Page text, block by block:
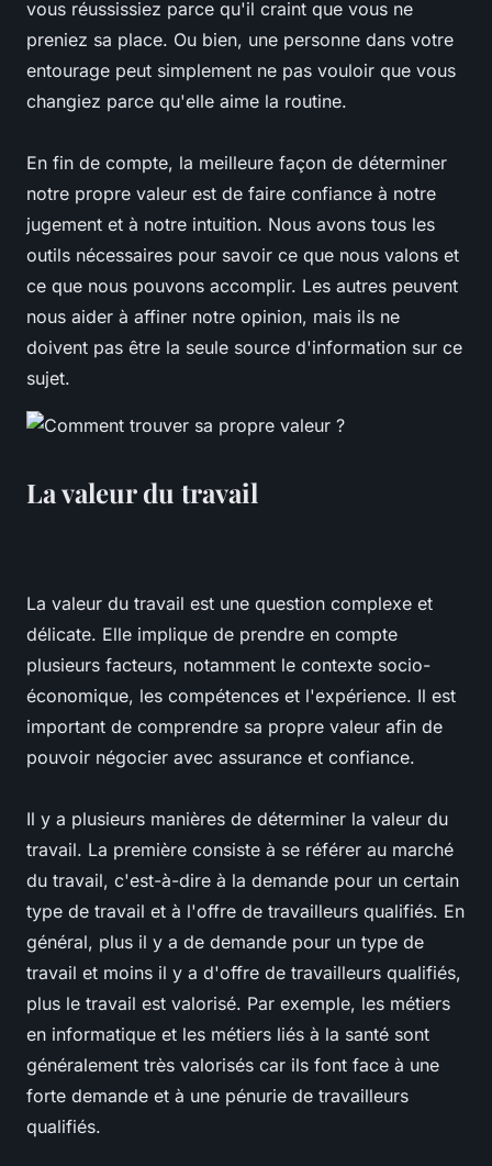
vous réussissiez parce qu'il craint que vous ne
preniez sa place. Ou bien, une personne dans votre
entourage peut simplement ne pas vouloir que vous
changiez parce qu'elle aime la routine.
En fin de compte, la meilleure façon de déterminer
notre propre valeur est de faire confiance à notre
jugement et à notre intuition. Nous avons tous les
outils nécessaires pour savoir ce que nous valons et
ce que nous pouvons accomplir. Les autres peuvent
nous aider à affiner notre opinion, mais ils ne
doivent pas être la seule source d'information sur ce
sujet.
La valeur du travail
La valeur du travail est une question complexe et
délicate. Elle implique de prendre en compte
plusieurs facteurs, notamment le contexte socio-
économique, les compétences et l'expérience. Il est
important de comprendre sa propre valeur afin de
pouvoir négocier avec assurance et confiance.
Il y a plusieurs manières de déterminer la valeur du
travail. La première consiste à se référer au marché
du travail, c'est-à-dire à la demande pour un certain
type de travail et à l'offre de travailleurs qualifiés. En
général, plus il y a de demande pour un type de
travail et moins il y a d'offre de travailleurs qualifiés,
plus le travail est valorisé. Par exemple, les métiers
en informatique et les métiers liés à la santé sont
généralement très valorisés car ils font face à une
forte demande et à une pénurie de travailleurs
qualifiés.